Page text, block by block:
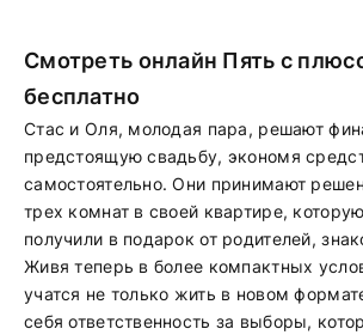
Смотреть онлайн Пять с
бесплатно
Стас и Оля, молодая пара, решают
предстоящую свадьбу, экономя
самостоятельно. Они принимают
трех комнат в своей квартире,
получили в подарок от родителей,
Живя теперь в более компактных
учатся не только жить в новом
себя ответственность за выборы,